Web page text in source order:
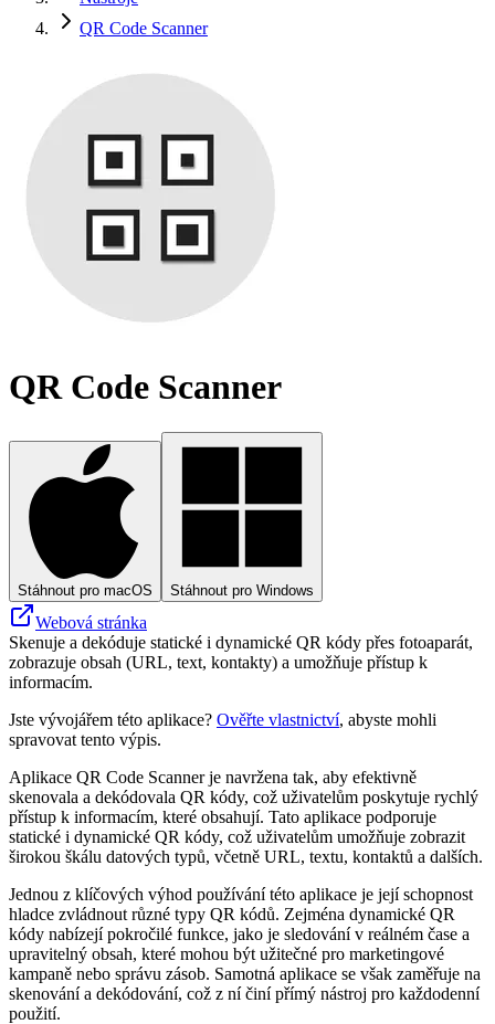
QR Code Scanner
QR Code Scanner
Stáhnout pro macOS Stáhnout pro Windows
Webová stránka
Skenuje a dekóduje statické i dynamické QR kódy přes fotoaparát,
zobrazuje obsah (URL, text, kontakty) a umožňuje přístup k
informacím.
Jste vývojářem této aplikace? Ověřte vlastnictví, abyste mohli
spravovat tento výpis.
Aplikace QR Code Scanner je navržena tak, aby efektivně
skenovala a dekódovala QR kódy, což uživatelům poskytuje rychlý
přístup k informacím, které obsahují. Tato aplikace podporuje
statické i dynamické QR kódy, což uživatelům umožňuje zobrazit
širokou škálu datových typů, včetně URL, textu, kontaktů a dalších.
Jednou z klíčových výhod používání této aplikace je její schopnost
hladce zvládnout různé typy QR kódů. Zejména dynamické QR
kódy nabízejí pokročilé funkce, jako je sledování v reálném čase a
upravitelný obsah, které mohou být užitečné pro marketingové
kampaně nebo správu zásob. Samotná aplikace se však zaměřuje na
skenování a dekódování, což z ní činí přímý nástroj pro každodenní
použití.